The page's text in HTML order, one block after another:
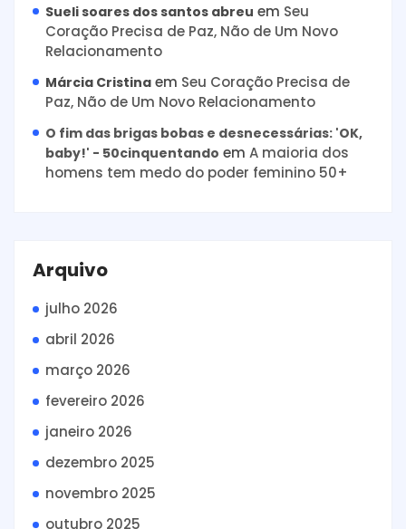
Sueli soares dos santos abreu em Seu
Coração Precisa de Paz, Não de Um Novo
Relacionamento
Márcia Cristina em Seu Coração Precisa de
Paz, Não de Um Novo Relacionamento
O fim das brigas bobas e desnecessárias: 'OK,
baby!' - 50cinquentando em A maioria dos
homens tem medo do poder feminino 50+
Arquivo
julho 2026
abril 2026
março 2026
fevereiro 2026
janeiro 2026
dezembro 2025
novembro 2025
outubro 2025